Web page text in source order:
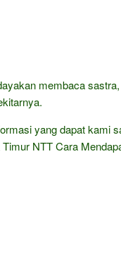
membaca
yang dapat kami
Timur NTT Cara